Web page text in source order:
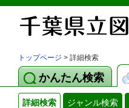
トップページ > 詳細検索
かんたん検索
詳細検索 ジャンル検索